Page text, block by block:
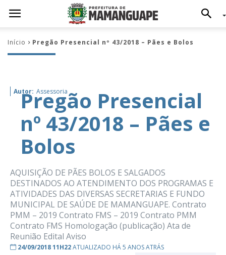
Início Pregão Presencial nº 43/2018 – Pães e Bolos
Autor: Assessoria
Pregão Presencial
nº 43/2018 – Pães e
Bolos
AQUISIÇÃO DE PÃES BOLOS E SALGADOS
DESTINADOS AO ATENDIMENTO DOS PROGRAMAS E
ATIVIDADES DAS DIVERSAS SECRETARIAS E FUNDO
MUNICIPAL DE SAÚDE DE MAMANGUAPE. Contrato
PMM – 2019 Contrato FMS – 2019 Contrato PMM
Contrato FMS Homologação (publicação) Ata de
Reunião Edital Aviso
24/09/2018 11H22ATUALIZADO HÁ 5 ANOS ATRÁS